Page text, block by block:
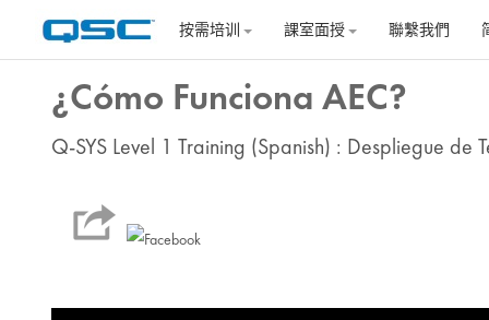
按需培训
課室面授 聯繫我們
¿Cómo Funciona AEC?
Q-SYS Level 1 Training (Spanish) : Despliegue de